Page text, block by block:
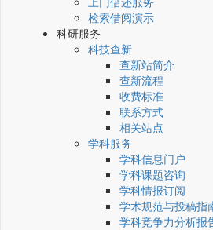
检索借阅演示
科研服务
科技查新
查新站简介
查新流程
收费标准
联系方式
相关站点
学科服务
学科信息门户
学科课题咨询
学科情报订阅
学术规范与投稿指
学科竞争力分析报